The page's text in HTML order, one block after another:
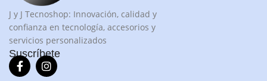
J y J Tecnoshop: Innovación, calidad y
confianza en tecnología, accesorios y
servicios personalizados
Suscríbete